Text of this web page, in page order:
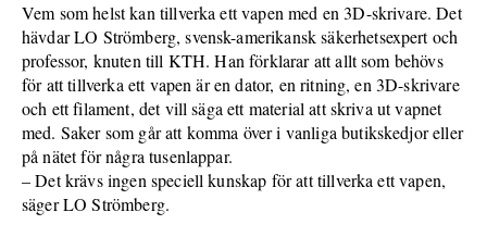
Vem som helst kan tillverka ett vapen med en 3D-skrivare. Det
hävdar LO Strömberg, svensk-amerikansk säkerhetsexpert och
professor, knuten till KTH. Han förklarar att allt som behövs
för att tillverka ett vapen är en dator, en ritning, en 3D-skrivare
och ett filament, det vill säga ett material att skriva ut vapnet
med. Saker som går att komma över i vanliga butikskedjor eller
på nätet för några tusenlappar.
– Det krävs ingen speciell kunskap för att tillverka ett vapen,
säger LO Strömberg.